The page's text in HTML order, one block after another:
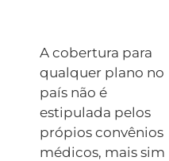
A cobertura para
qualquer plano no
país não é
estipulada pelos
própios convênios
médicos, mais sim